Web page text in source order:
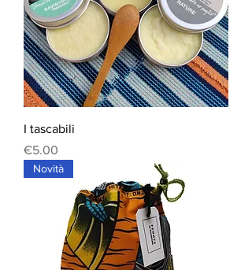
I tascabili
Price
€5.00
Novità